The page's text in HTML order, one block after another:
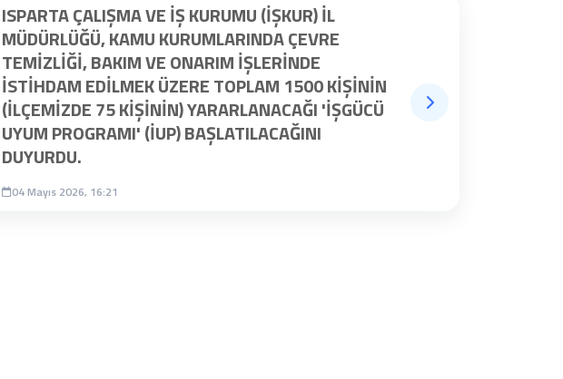
ISPARTA ÇALIŞMA VE İŞ KURUMU (İŞKUR) İL
MÜDÜRLÜĞÜ, KAMU KURUMLARINDA ÇEVRE
TEMIZLIĞI, BAKIM VE ONARIM IŞLERINDE
ISTIHDAM EDILMEK ÜZERE TOPLAM 1500 KIŞININ
(İLÇEMIZDE 75 KIŞININ) YARARLANACAĞI 'İŞGÜCÜ
UYUM PROGRAMI' (İUP) BAŞLATILACAĞINI
DUYURDU.
04 Mayıs 2026, 16:21